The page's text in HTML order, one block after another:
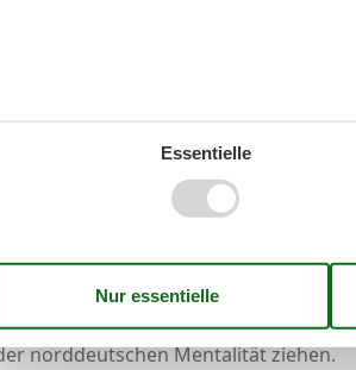
Regionen, wie die Lübecker
an
zuhause und entspannen
Sollte das Wetter dann
Unterkunftam
eine schöne Zeit alleine, mit dem
den Kopf, so gibt es auch viele
Ausstellungen, Museen,
mehr. Jeder Ort hat seine
maritimen, norddeutschen Charme
Sie sich einestrandnahe
norddeutschen Mentalität ziehen.
Essentielle